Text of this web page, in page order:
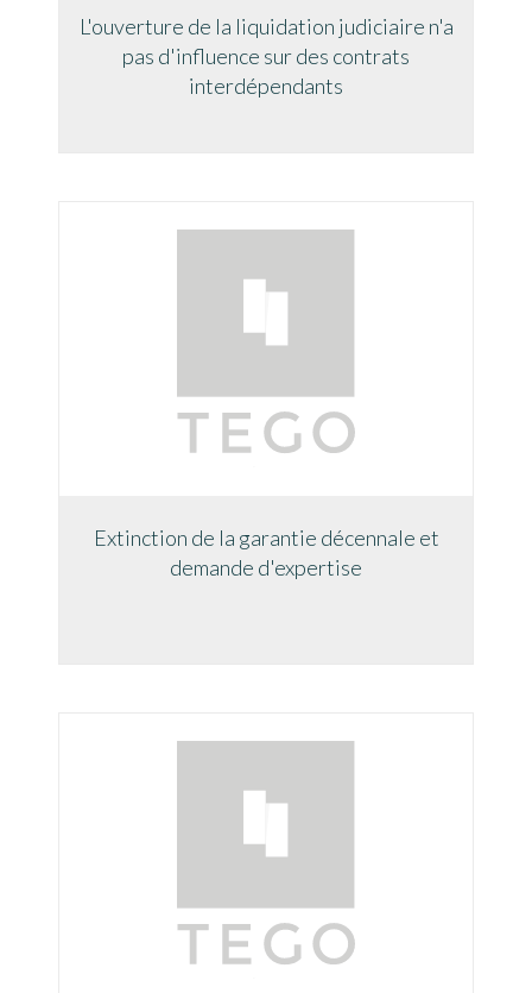
L'ouverture de la liquidation judiciaire n'a
pas d'influence sur des contrats
interdépendants
Extinction de la garantie décennale et
demande d'expertise